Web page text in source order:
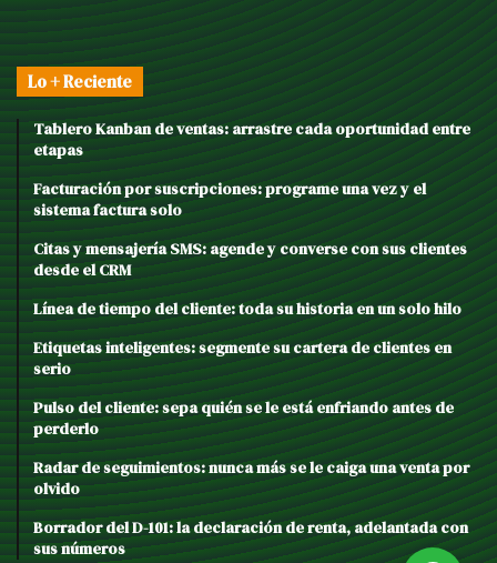
Lo + Reciente
Tablero Kanban de ventas: arrastre cada oportunidad entre
etapas
Facturación por suscripciones: programe una vez y el
sistema factura solo
Citas y mensajería SMS: agende y converse con sus clientes
desde el CRM
Línea de tiempo del cliente: toda su historia en un solo hilo
Etiquetas inteligentes: segmente su cartera de clientes en
serio
Pulso del cliente: sepa quién se le está enfriando antes de
perderlo
Radar de seguimientos: nunca más se le caiga una venta por
olvido
Borrador del D-101: la declaración de renta, adelantada con
sus números